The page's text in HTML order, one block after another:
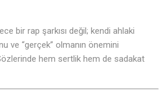
bir rap şarkısı değil; kendi ahlaki
ve “gerçek” olmanın önemini
hem sertlik hem de sadakat
🎶